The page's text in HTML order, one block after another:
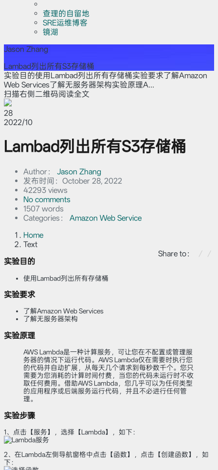
查理的自留地
SRE运维博客
镜湖
Jason Zhang
Lambad列出所有S3存储桶
实验目的使用Lambad列出所有存储桶实验要求了解Amazon
Web Services了解无服务器架构实验原理A...
扫描右侧二维码阅读全文
28
2022/10
Lambad列出所有S3存储桶
Author：
Jason Zhang
发布时间： October 28, 2022
42293 views
No comments
1507 words
Categories：
Amazon Web Service
Home
Text
Share to：
实验目的
使用Lambad列出所有存储桶
实验要求
了解Amazon Web Services
了解无服务器架构
实验原理
AWS Lambda是一种计算服务，可让您在不配置或管理服
务器的情况下运行代码。AWS Lambda仅在需要时执行您
的代码并自动扩展，从每天几个请求到每秒数千个。您只
需要为您消耗的计算时间付费，当您的代码未运行时不收
取任何费用。借助AWS Lambda，您几乎可以为任何类型
的应用程序或后端服务运行代码，并且不必进行任何管
理。
实验步骤
1、点击【服务】，选择【Lambda】，如下：
2、在Lambda左侧导航窗格中点击【函数】，点击【创建函数】，如
下：